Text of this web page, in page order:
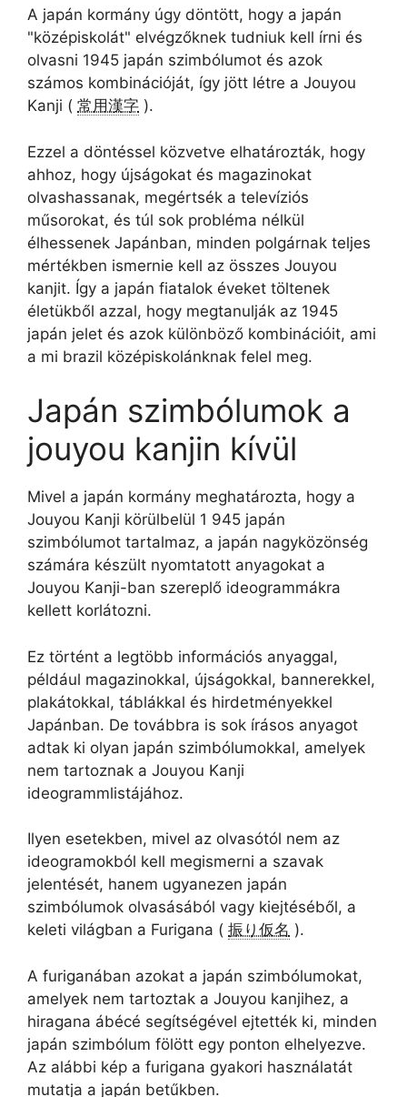
A japán kormány úgy döntött, hogy a japán
"középiskolát" elvégzőknek tudniuk kell írni és
olvasni 1945 japán szimbólumot és azok
számos kombinációját, így jött létre a Jouyou
Kanji ( 常用漢字 ).
Ezzel a döntéssel közvetve elhatározták, hogy
ahhoz, hogy újságokat és magazinokat
olvashassanak, megértsék a televíziós
műsorokat, és túl sok probléma nélkül
élhessenek Japánban, minden polgárnak teljes
mértékben ismernie kell az összes Jouyou
kanjit. Így a japán fiatalok éveket töltenek
életükből azzal, hogy megtanulják az 1945
japán jelet és azok különböző kombinációit, ami
a mi brazil középiskolánknak felel meg.
Japán szimbólumok a
jouyou kanjin kívül
Mivel a japán kormány meghatározta, hogy a
Jouyou Kanji körülbelül 1 945 japán
szimbólumot tartalmaz, a japán nagyközönség
számára készült nyomtatott anyagokat a
Jouyou Kanji-ban szereplő ideogrammákra
kellett korlátozni.
Ez történt a legtöbb információs anyaggal,
például magazinokkal, újságokkal, bannerekkel,
plakátokkal, táblákkal és hirdetményekkel
Japánban. De továbbra is sok írásos anyagot
adtak ki olyan japán szimbólumokkal, amelyek
nem tartoznak a Jouyou Kanji
ideogrammlistájához.
Ilyen esetekben, mivel az olvasótól nem az
ideogramokból kell megismerni a szavak
jelentését, hanem ugyanezen japán
szimbólumok olvasásából vagy kiejtéséből, a
keleti világban a Furigana ( 振り仮名 ).
A furiganában azokat a japán szimbólumokat,
amelyek nem tartoztak a Jouyou kanjihez, a
hiragana ábécé segítségével ejtették ki, minden
japán szimbólum fölött egy ponton elhelyezve.
Az alábbi kép a furigana gyakori használatát
mutatja a japán betűkben.